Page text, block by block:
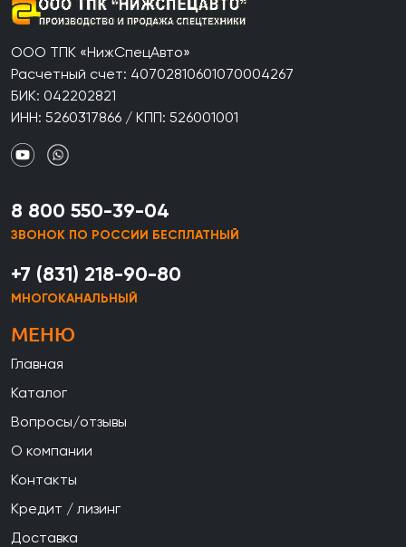
ООО ТПК «НижСпецАвто»
Расчетный счет: 40702810601070004267
БИК: 042202821
ИНН: 5260317866 / КПП: 526001001
8 800 550-39-04
ЗВОНОК ПО РОССИИ БЕСПЛАТНЫЙ
+7 (831) 218-90-80
МНОГОКАНАЛЬНЫЙ
МЕНЮ
Главная
Каталог
Вопросы/отзывы
О компании
Контакты
Кредит / лизинг
Доставка